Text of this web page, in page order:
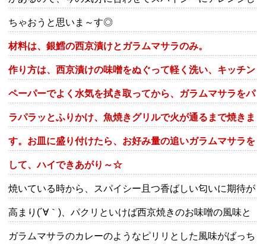
ちゃおうと思いま～す◎
材料は、銀鱈の西京漬けとガラムマサラのみ。
作り方は、西京漬けの味噌をぬぐって軽く洗い、キッチン
ペーパーでよく水気を拭き取ってから、ガラムマサラをパ
ラパラッとふりかけ、魚焼きグリルで火が通るまで焼きま
す。お皿に盛り付けたら、お好み量の追いガラムマサラを
して、ハイできあがり～☆
焼いている時から、スパイシー且つ香ばしい匂いに期待が
高まり(´∀｀)、パクリといけば西京焼きのお味噌の風味と
ガラムマサラのカレーのようなピリリとした風味がばっち